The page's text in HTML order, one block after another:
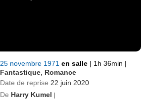
25 novembre 1971en salle | 1h 36min |
Fantastique Romance
Date de reprise 22 juin 2020
De Harry Kumel |